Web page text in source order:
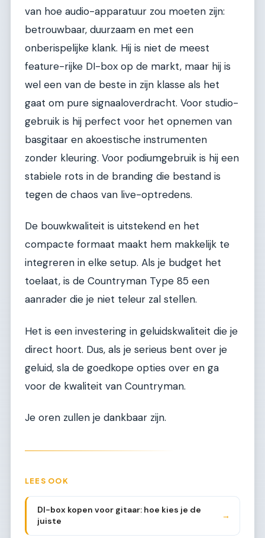
van hoe audio-apparatuur zou moeten zijn:
betrouwbaar, duurzaam en met een
onberispelijke klank. Hij is niet de meest
feature-rijke DI-box op de markt, maar hij is
wel een van de beste in zijn klasse als het
gaat om pure signaaloverdracht. Voor studio-
gebruik is hij perfect voor het opnemen van
basgitaar en akoestische instrumenten
zonder kleuring. Voor podiumgebruik is hij een
stabiele rots in de branding die bestand is
tegen de chaos van live-optredens.
De bouwkwaliteit is uitstekend en het
compacte formaat maakt hem makkelijk te
integreren in elke setup. Als je budget het
toelaat, is de Countryman Type 85 een
aanrader die je niet teleur zal stellen.
Het is een investering in geluidskwaliteit die je
direct hoort. Dus, als je serieus bent over je
geluid, sla de goedkope opties over en ga
voor de kwaliteit van Countryman.
Je oren zullen je dankbaar zijn.
LEES OOK
DI-box kopen voor gitaar: hoe kies je de
juiste
→